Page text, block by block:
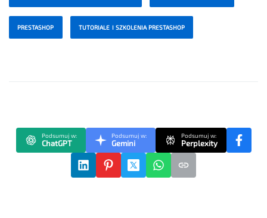
PRESTASHOP TUTORIALE I SZKOLENIA PRESTASHOP
Podsumuj w:
ChatGPT
Podsumuj w:
Gemini
Podsumuj w:
Perplexity